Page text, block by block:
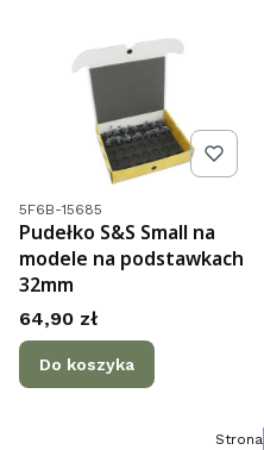
Kod produktu
5F6B-15685
Pudełko S&S Small na
modele na podstawkach
32mm
Cena
64,90 zł
Do koszyka
Strona